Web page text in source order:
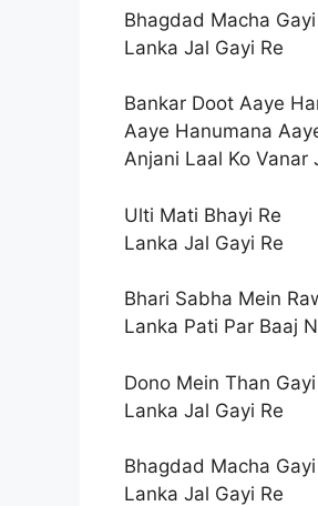
Bhagdad Macha Gayi
Lanka Jal Gayi Re
Bankar Doot Aaye
Aaye Hanumana
Anjani Laal Ko Vanar
Ulti Mati Bhayi Re
Lanka Jal Gayi Re
Bhari Sabha Mein
Lanka Pati Par Baaj
Dono Mein Than Gayi
Lanka Jal Gayi Re
Bhagdad Macha Gayi
Lanka Jal Gayi Re